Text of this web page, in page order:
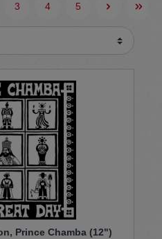
3 4 5
Prince Chamba (12")